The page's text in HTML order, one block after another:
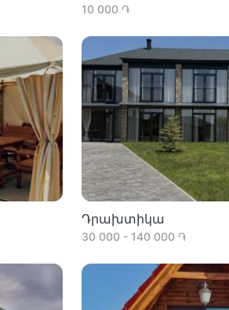
10 000 ֏
Դրախտիկա
30 000 - 140 000 ֏